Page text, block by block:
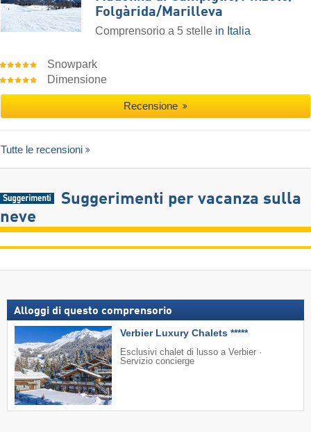
Folgàrida/​Marilleva
Comprensorio a 5 stelle in Italia
Snowpark
Dimensione
Recensione
Tutte le recensioni
Suggerimenti per vacanza sulla
neve
Alloggi di questo comprensorio
Verbier Luxury Chalets *****
Esclusivi chalet di lusso a Verbier ·
Servizio concierge